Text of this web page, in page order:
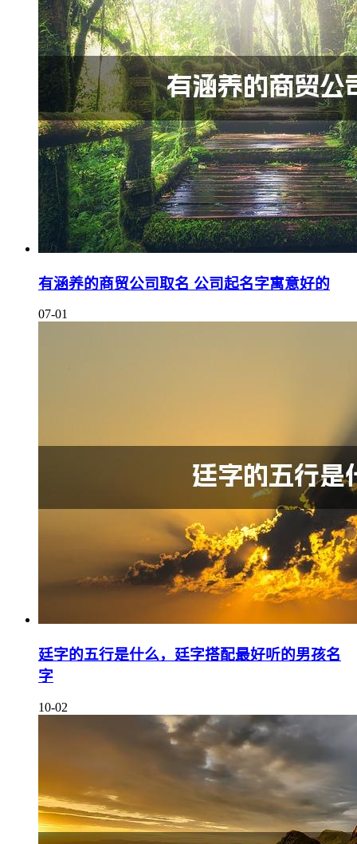
有涵养的商贸公司取名 公司起名字寓意好的
07-01
廷字的五行是什么，廷字搭配最好听的男孩名
字
10-02